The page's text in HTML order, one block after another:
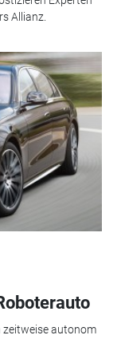
Allianz.
zeitweise autonom